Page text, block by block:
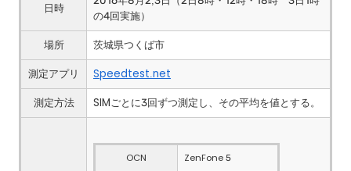
日時
の4回実施）
場所
茨城県つくば市
測定アプリ
Speedtest.net
測定方法
SIMごとに3回ずつ測定し、その平均を値とする。
OCN ZenFone 5